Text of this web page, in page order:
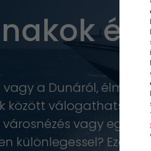
és
vagy a Dunáról,
válogathatsz.
vagy egy
különlegessel?